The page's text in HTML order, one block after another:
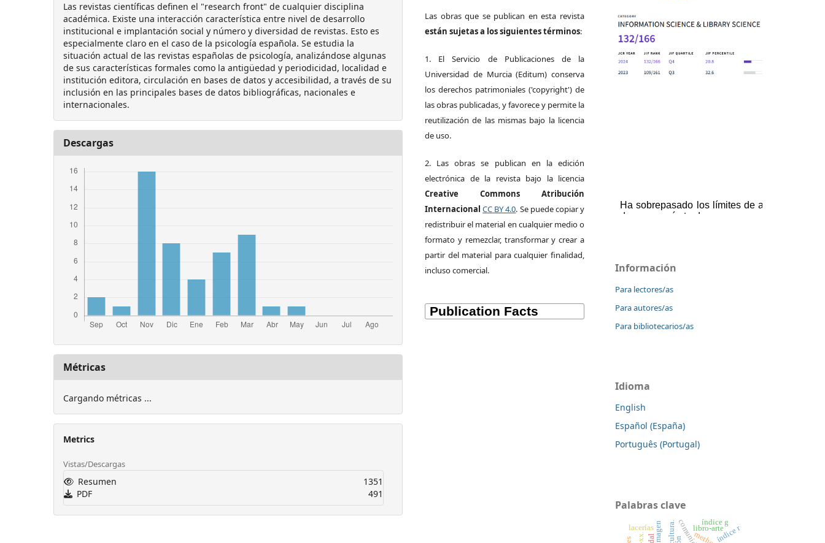
Las revistas científicas definen el "research front" de cualquier disciplina
académica. Existe una interacción característica entre nivel de desarrollo
institucional e implantación social y número y diversidad de revistas. Esto es
especialmente claro en el caso de la psicología española. Se estudia la
situación actual de las revistas españolas de psicología, analizándose algunas
de sus características formales como la antigüedad y periodicidad, localidad e
institución editora, circulación en bases de datos y accesibilidad, a través de su
inclusión en las principales bases de datos bibliográficas, nacionales e
internacionales.
Descargas
Métricas
Cargando métricas ...
Metrics
Vistas/Descargas
Resumen
1351
PDF
491
Las obras que se publican en esta revista
están sujetas a los siguientes términos:
1. El Servicio de Publicaciones de la
Universidad de Murcia (Editum) conserva
los derechos patrimoniales ('copyright') de
las obras publicadas, y favorece y permite la
reutilización de las mismas bajo la licencia
de uso.
2. Las obras se publican en la edición
electrónica de la revista bajo la licencia
Creative Commons Atribución
Internacional CC BY 4.0. Se puede copiar y
redistribuir el material en cualquier medio o
formato y remezclar, transformar y crear a
partir del material para cualquier finalidad,
incluso comercial.
Información
Para lectores/as
Para autores/as
Para bibliotecarios/as
Idioma
English
Español (España)
Português (Portugal)
Palabras clave
lacerías libro-arteíndice r
índice g